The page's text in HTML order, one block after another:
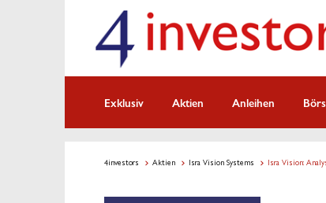
Exklusiv Aktien Anleihen
4investors Aktien Isra Vision Systems Isra Vision: